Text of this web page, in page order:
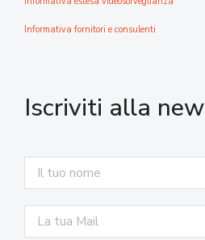
Informativa fornitori e consulenti
Iscriviti alla